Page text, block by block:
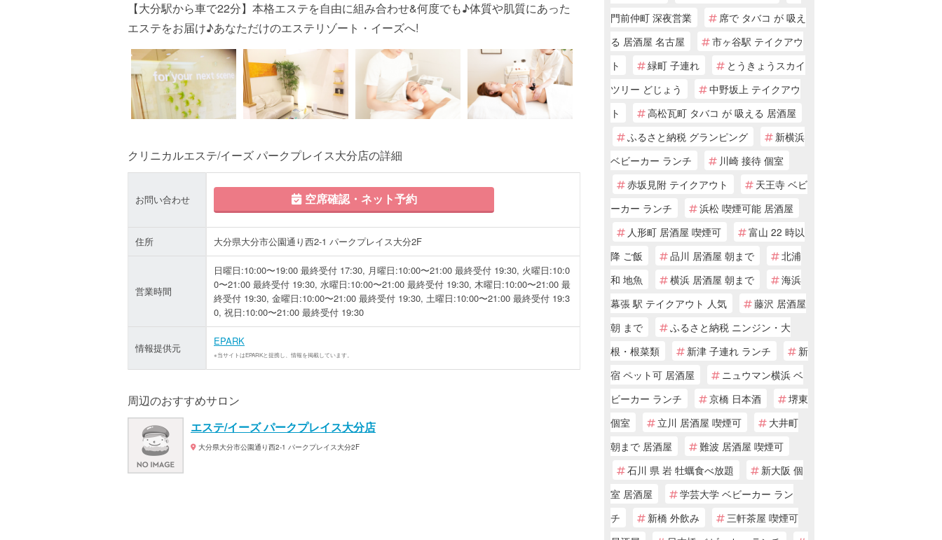
【大分駅から車で22分】本格エステを自由に組み合わせ&何度でも♪体質や肌質にあった
エステをお届け♪あなただけのエステリゾート・イーズへ!
クリニカルエステ/イーズ パークプレイス大分店の詳細
お問い合わせ 空席確認・ネット予約
住所 大分県大分市公園通り西2-1 パークプレイス大分2F
営業時間
日曜日:10:00〜19:00 最終受付 17:30, 月曜日:10:00〜21:00 最終受付 19:30, 火曜日:10:0
0〜21:00 最終受付 19:30, 水曜日:10:00〜21:00 最終受付 19:30, 木曜日:10:00〜21:00 最
終受付 19:30, 金曜日:10:00〜21:00 最終受付 19:30, 土曜日:10:00〜21:00 最終受付 19:3
0, 祝日:10:00〜21:00 最終受付 19:30
情報提供元
EPARK
※当サイトはEPARKと提携し、情報を掲載しています。
周辺のおすすめサロン
エステ/イーズ パークプレイス大分店
大分県大分市公園通り西2-1 パークプレイス大分2F
門前仲町 深夜営業
席で タバコ が 吸え
る 居酒屋 名古屋
市ヶ谷駅 テイクアウ
ト
緑町 子連れ
とうきょうスカイ
ツリー どじょう
中野坂上 テイクアウ
ト
高松瓦町 タバコ が 吸える 居酒屋
ふるさと納税 グランピング
新横浜
ベビーカー ランチ
川崎 接待 個室
赤坂見附 テイクアウト
天王寺 ベビ
ーカー ランチ
浜松 喫煙可能 居酒屋
人形町 居酒屋 喫煙可
富山 22 時以
降 ご飯
品川 居酒屋 朝まで
北浦
和 地魚
横浜 居酒屋 朝まで
海浜
幕張 駅 テイクアウト 人気
藤沢 居酒屋
朝 まで
ふるさと納税 ニンジン・大
根・根菜類
新津 子連れ ランチ
新
宿 ペット可 居酒屋
ニュウマン横浜 ベ
ビーカー ランチ
京橋 日本酒
堺東
個室
立川 居酒屋 喫煙可
大井町
朝まで 居酒屋
難波 居酒屋 喫煙可
石川 県 岩 牡蠣食べ放題
新大阪 個
室 居酒屋
学芸大学 ベビーカー ラン
チ
新橋 外飲み
三軒茶屋 喫煙可